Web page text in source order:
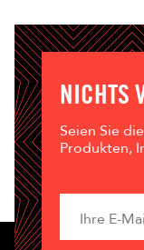
NICHTS
Seien Sie
Produkten,